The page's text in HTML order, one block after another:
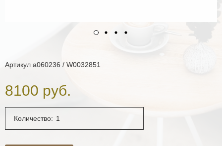
Артикул a060236 / W0032851
8100 руб.
Количество: